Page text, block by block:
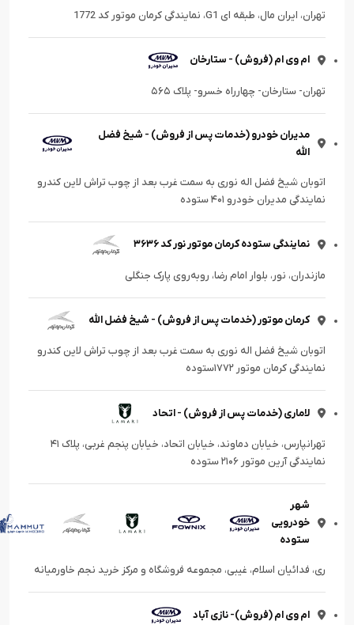
تهران، ایران مال، طبقه ای G1، نمایندگی کرمان موتور کد 1772
ام وی ام (فروش) - ستارخان
تهران- ستارخان- چهارراه خسرو- پلاک ۵۶۵
مدیران خودرو (خدمات پس از فروش) - شیخ فضل
الله
اتوبان شیخ فضل اله نوری به سمت غرب بعد از چوب تراش لاین کندرو
نمایندگی مدیران خودرو ۴۰۱ ستوده
نمایندگی ستوده کرمان موتور نور کد ۳۶۳۶
مازندران، نور، بلوار امام رضا، رو‌به‌روی پارک جنگلی
کرمان موتور (خدمات پس از فروش) - شیخ فضل الله
اتوبان شیخ فضل اله نوری به سمت غرب بعد از چوب تراش لاین کندرو
نمایندگی کرمان موتور ۱۷۷۲ستوده
لاماری (خدمات پس از فروش) - اتحاد
تهرانپارس، خیابان دماوند، خیابان اتحاد، خیابان پنجم غربی، پلاک ۴۱
نمایندگی آرین موتور ۲۱۰۶ ستوده
شهر
خودرویی
ستوده
ری، فدائیان اسلام، غیبی، مجموعه فروشگاه و مرکز خرید نجم خاورمیانه
ام وی ام (فروش)- نازی آباد